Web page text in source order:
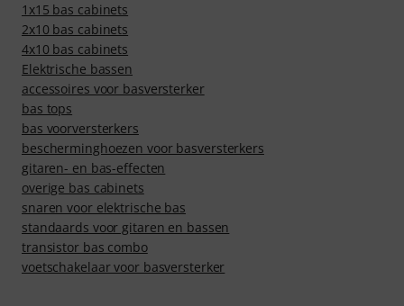
1x15 bas cabinets
2x10 bas cabinets
4x10 bas cabinets
Elektrische bassen
accessoires voor basversterker
bas tops
bas voorversterkers
bescherminghoezen voor basversterkers
gitaren- en bas-effecten
overige bas cabinets
snaren voor elektrische bas
standaards voor gitaren en bassen
transistor bas combo
voetschakelaar voor basversterker